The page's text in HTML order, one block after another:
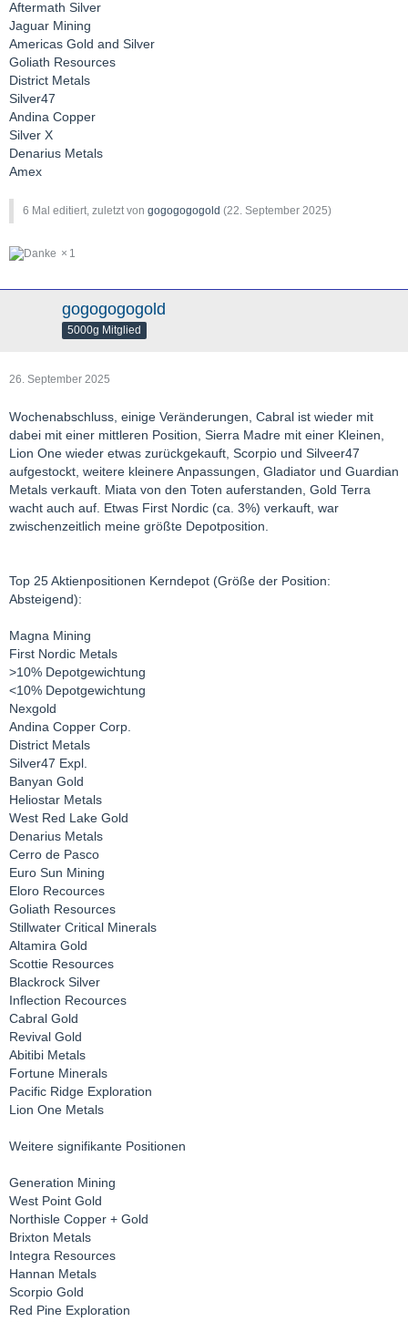
Aftermath Silver
Jaguar Mining
Americas Gold and Silver
Goliath Resources
District Metals
Silver47
Andina Copper
Silver X
Denarius Metals
Amex
6 Mal editiert, zuletzt von gogogogogold (22. September 2025)
1
gogogogogold
5000g Mitglied
26. September 2025
Wochenabschluss, einige Veränderungen, Cabral ist wieder mit
dabei mit einer mittleren Position, Sierra Madre mit einer Kleinen,
Lion One wieder etwas zurückgekauft, Scorpio und Silveer47
aufgestockt, weitere kleinere Anpassungen, Gladiator und Guardian
Metals verkauft. Miata von den Toten auferstanden, Gold Terra
wacht auch auf. Etwas First Nordic (ca. 3%) verkauft, war
zwischenzeitlich meine größte Depotposition.
Top 25 Aktienpositionen Kerndepot (Größe der Position:
Absteigend):
Magna Mining
First Nordic Metals
>10% Depotgewichtung
<10% Depotgewichtung
Nexgold
Andina Copper Corp.
District Metals
Silver47 Expl.
Banyan Gold
Heliostar Metals
West Red Lake Gold
Denarius Metals
Cerro de Pasco
Euro Sun Mining
Eloro Recources
Goliath Resources
Stillwater Critical Minerals
Altamira Gold
Scottie Resources
Blackrock Silver
Inflection Recources
Cabral Gold
Revival Gold
Abitibi Metals
Fortune Minerals
Pacific Ridge Exploration
Lion One Metals
Weitere signifikante Positionen
Generation Mining
West Point Gold
Northisle Copper + Gold
Brixton Metals
Integra Resources
Hannan Metals
Scorpio Gold
Red Pine Exploration